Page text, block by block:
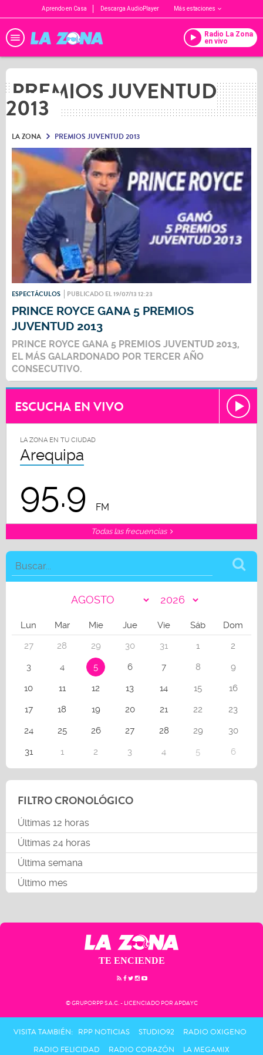
Aprendo en Casa Descarga AudioPlayer Más estaciones
Radio La Zona
en vivo
PREMIOS JUVENTUD
2013
LA ZONA PREMIOS JUVENTUD 2013
ESPECTÁCULOS PUBLICADO EL 19/07/13 12:23
PRINCE ROYCE GANA 5 PREMIOS
JUVENTUD 2013
PRINCE ROYCE GANA 5 PREMIOS JUVENTUD 2013,
EL MÁS GALARDONADO POR TERCER AÑO
CONSECUTIVO.
ESCUCHA EN VIVO
LA ZONA EN TU CIUDAD
Arequipa
95.9 FM
Todas las frecuencias
Lun Mar Mie Jue Vie Sáb
Dom
27
28 29 30 31 1
2
3
4 5 6 7 8
9
10
11 12 13 14 15
16
17
18 19 20 21 22
23
24
25 26 27 28 29
30
31
1 2 3 4 5 6
FILTRO CRONOLÓGICO
Últimas 12 horas
Últimas 24 horas
Última semana
Último mes
TE ENCIENDE
© GRUPORPP S.A.C. - LICENCIADO POR APDAYC
VISITA TAMBIÉN: RPP NOTICIAS STUDIO92
RADIO OXIGENO
RADIO FELICIDAD
RADIO CORAZÓN LA MEGAMIX